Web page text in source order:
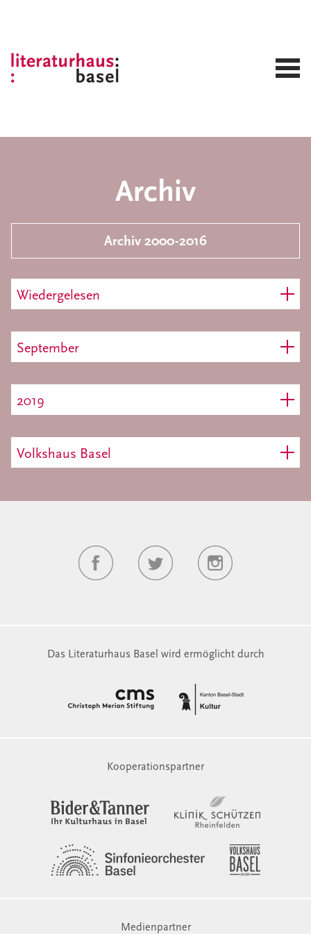
Archiv
Archiv 2000-2016
Wiedergelesen
September
2019
Volkshaus Basel
Das Literaturhaus Basel wird ermöglicht durch
Kooperationspartner
Medienpartner